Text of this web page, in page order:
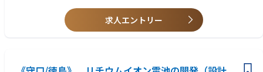
※入社後のトレーニングにてスキルアップ可能です。
求人エントリー